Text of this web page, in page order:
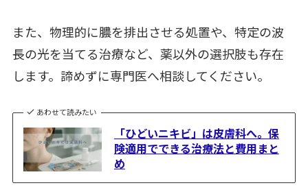
また、物理的に膿を排出させる処置や、特定の波
長の光を当てる治療など、薬以外の選択肢も存在
します。諦めずに専門医へ相談してください。
あわせて読みたい
「ひどいニキビ」は皮膚科へ。保
険適用でできる治療法と費用まと
め